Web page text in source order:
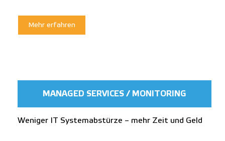
Mehr erfahren
MANAGED SERVICES / MONITORING
Weniger IT Systemabstürze – mehr Zeit und Geld